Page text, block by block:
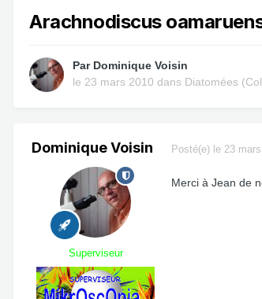
Arachnodiscus
Par Dominique Voisin
le 23 mars 2010 dans Diatomées
Dominique Voisin
Superviseur
Posté(e) le 23
Merci à Jean de